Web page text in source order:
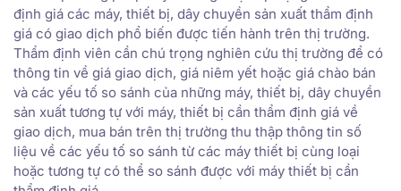
định giá các máy, thiết bị, dây chuyền sản xuất thẩm định
giá có giao dịch phổ biến được tiến hành trên thị trường.
Thẩm định viên cần chú trọng nghiên cứu thị trường để có
thông tin về giá giao dịch, giá niêm yết hoặc giá chào bán
và các yếu tố so sánh của những máy, thiết bị, dây chuyền
sản xuất tương tự với máy, thiết bị cần thẩm định giá về
giao dịch, mua bán trên thị trường thu thập thông tin số
liệu về các yếu tố so sánh từ các máy thiết bị cùng loại
hoặc tương tự có thể so sánh được với máy thiết bị cần